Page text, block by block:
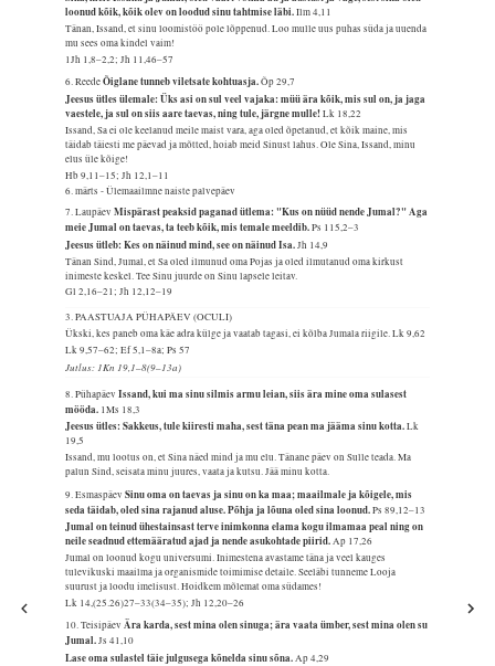
loonud kõik, kõik olev on loodud sinu tahtmise läbi.Ilm 4,11
Tänan, Issand, et sinu loomistöö pole lõppenud. Loo mulle uus puhas süda ja uuenda
mu sees oma kindel vaim!
1Jh 1,8–2,2; Jh 11,46–57
6. ReedeÕiglane tunneb viletsate kohtuasja.Õp 29,7
Jeesus ütles ülemale: Üks asi on sul veel vajaka: müü ära kõik, mis sul on, ja jaga
vaestele, ja sul on siis aare taevas, ning tule, järgne mulle!Lk 18,22
Issand, Sa ei ole keelanud meile maist vara, aga oled õpetanud, et kõik maine, mis
täidab täiesti me päevad ja mõtted, hoiab meid Sinust lahus. Ole Sina, Issand, minu
elus üle kõige!
Hb 9,11–15; Jh 12,1–11
6. märts - Ülemaailmne naiste palvepäev
7. LaupäevMispärast peaksid paganad ütlema: "Kus on nüüd nende Jumal?" Aga
meie Jumal on taevas, ta teeb kõik, mis temale meeldib.Ps 115,2–3
Jeesus ütleb: Kes on näinud mind, see on näinud Isa.Jh 14,9
Tänan Sind, Jumal, et Sa oled ilmunud oma Pojas ja oled ilmutanud oma kirkust
inimeste keskel. Tee Sinu juurde on Sinu lapsele leitav.
Gl 2,16–21; Jh 12,12–19
3. PAASTUAJA PÜHAPÄEV (OCULI)
Ükski, kes paneb oma käe adra külge ja vaatab tagasi, ei kõlba Jumala riigile.Lk 9,62
Lk 9,57–62; Ef 5,1–8a; Ps 57
Jutlus: 1Kn 19,1–8(9–13a)
8. PühapäevIssand, kui ma sinu silmis armu leian, siis ära mine oma sulasest
mööda. 1Ms 18,3
Jeesus ütles: Sakkeus, tule kiiresti maha, sest täna pean ma jääma sinu kotta.Lk
19,5
Issand, mu lootus on, et Sina näed mind ja mu elu. Tänane päev on Sulle teada. Ma
palun Sind, seisata minu juures, vaata ja kutsu. Jää minu kotta.
9. EsmaspäevSinu oma on taevas ja sinu on ka maa; maailmale ja kõigele, mis
seda täidab, oled sina rajanud aluse. Põhja ja lõuna oled sina loonud.Ps 89,12–13
Jumal on teinud ühestainsast terve inimkonna elama kogu ilmamaa peal ning on
neile seadnud ettemääratud ajad ja nende asukohtade piirid.Ap 17,26
Jumal on loonud kogu universumi. Inimestena avastame täna ja veel kauges
tulevikuski maailma ja organismide toimimise detaile. Seeläbi tunneme Looja
suurust ja loodu imelisust. Hoidkem mõlemat oma südames!
Lk 14,(25.26)27–33(34–35); Jh 12,20–26
10. TeisipäevÄra karda, sest mina olen sinuga; ära vaata ümber, sest mina olen su
Jumal.Js 41,10
Lase oma sulastel täie julgusega kõnelda sinu sõna.Ap 4,29